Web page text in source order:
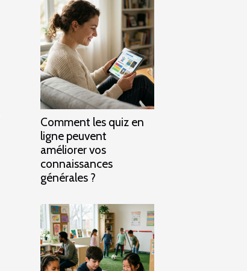
Comment les quiz en
ligne peuvent
améliorer vos
connaissances
générales ?